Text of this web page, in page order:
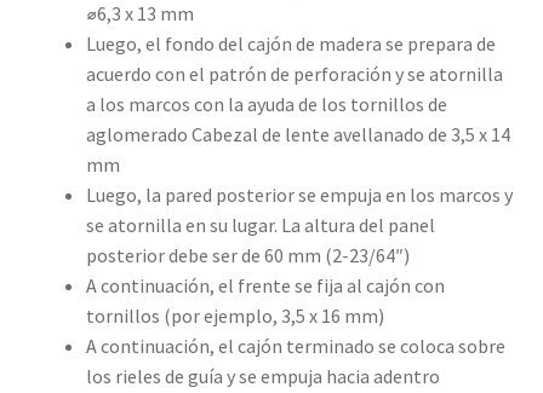
⌀6,3 x 13 mm
Luego, el fondo del cajón de madera se prepara de
acuerdo con el patrón de perforación y se atornilla
a los marcos con la ayuda de los tornillos de
aglomerado Cabezal de lente avellanado de 3,5 x 14
mm
Luego, la pared posterior se empuja en los marcos y
se atornilla en su lugar. La altura del panel
posterior debe ser de 60 mm (2-23/64″)
A continuación, el frente se fija al cajón con
tornillos (por ejemplo, 3,5 x 16 mm)
A continuación, el cajón terminado se coloca sobre
los rieles de guía y se empuja hacia adentro